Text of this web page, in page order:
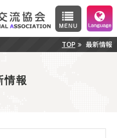
TOP 最新情報
情報